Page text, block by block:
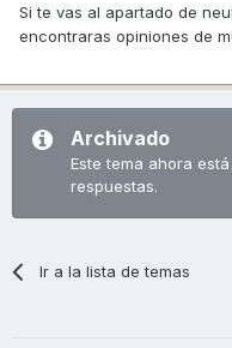
Si te vas al apartado de
encontraras opiniones de
Archivado
Este tema ahora
respuestas.
Ir a la lista de temas